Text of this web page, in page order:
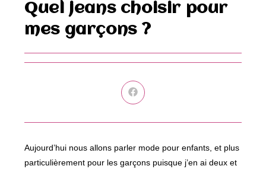
Quel jeans choisir pour
mes garçons ?
Ouvrir
dans
autre
Aujourd’hui nous allons parler mode pour enfants, et plus
particulièrement pour les garçons puisque j’en ai deux et